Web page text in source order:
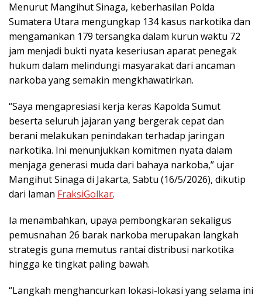
Menurut Mangihut Sinaga, keberhasilan Polda
Sumatera Utara mengungkap 134 kasus narkotika dan
mengamankan 179 tersangka dalam kurun waktu 72
jam menjadi bukti nyata keseriusan aparat penegak
hukum dalam melindungi masyarakat dari ancaman
narkoba yang semakin mengkhawatirkan.
“Saya mengapresiasi kerja keras Kapolda Sumut
beserta seluruh jajaran yang bergerak cepat dan
berani melakukan penindakan terhadap jaringan
narkotika. Ini menunjukkan komitmen nyata dalam
menjaga generasi muda dari bahaya narkoba,” ujar
Mangihut Sinaga di Jakarta, Sabtu (16/5/2026), dikutip
dari laman FraksiGolkar.
Ia menambahkan, upaya pembongkaran sekaligus
pemusnahan 26 barak narkoba merupakan langkah
strategis guna memutus rantai distribusi narkotika
hingga ke tingkat paling bawah.
“Langkah menghancurkan lokasi-lokasi yang selama ini